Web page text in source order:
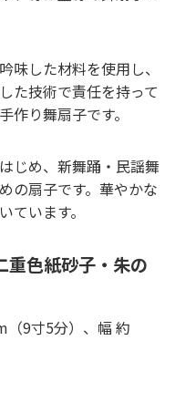
味した材料を使用し、
た技術で責任を持って
作り舞扇子です。
じめ、新舞踊・民謡舞
の扇子です。華やかな
ています。
重色紙砂子・朱の
9寸5分）、幅 約